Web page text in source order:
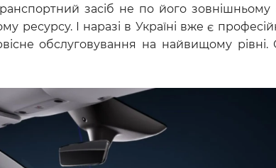
засіб не по його зовнішньому
ресурсу. І наразі в Україні вже є
обслуговування на найвищому